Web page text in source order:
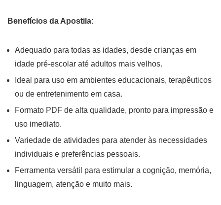
Benefícios da Apostila:
Adequado para todas as idades, desde crianças em
idade pré-escolar até adultos mais velhos.
Ideal para uso em ambientes educacionais, terapêuticos
ou de entretenimento em casa.
Formato PDF de alta qualidade, pronto para impressão e
uso imediato.
Variedade de atividades para atender às necessidades
individuais e preferências pessoais.
Ferramenta versátil para estimular a cognição, memória,
linguagem, atenção e muito mais.